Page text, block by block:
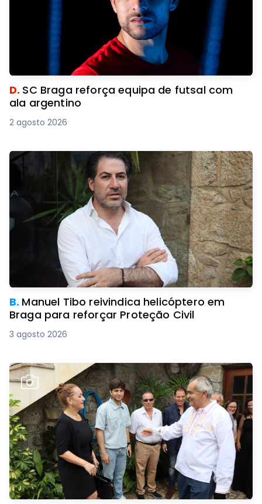
D. SC Braga reforça equipa de futsal com
ala argentino
2 agosto 2026
B. Manuel Tibo reivindica helicóptero em
Braga para reforçar Proteção Civil
3 agosto 2026